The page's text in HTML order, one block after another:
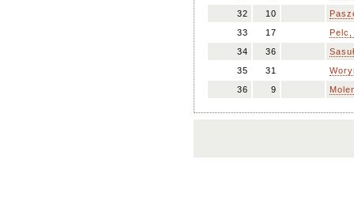
32
10
33
17
34
36
35
31
36
9